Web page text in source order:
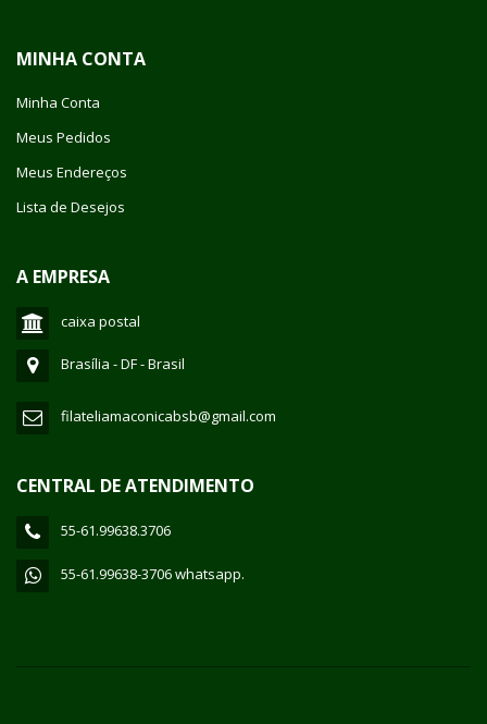
MINHA CONTA
Minha Conta
Meus Pedidos
Meus Endereços
Lista de Desejos
A EMPRESA
caixa postal
Brasília - DF - Brasil
filateliamaconicabsb@gmail.com
CENTRAL DE ATENDIMENTO
55-61.99638.3706
55-61.99638-3706 whatsapp.